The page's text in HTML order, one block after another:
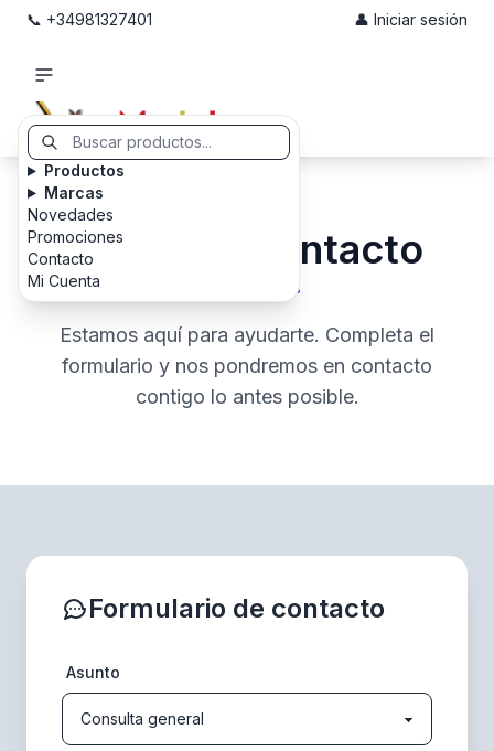
📞 +34981327401 👤 Iniciar sesión
Productos
Marcas
Novedades
Promociones
Contacto
Mi Cuenta
Ponte en contacto
Estamos aquí para ayudarte. Completa el
formulario y nos pondremos en contacto
contigo lo antes posible.
Formulario de contacto
Asunto